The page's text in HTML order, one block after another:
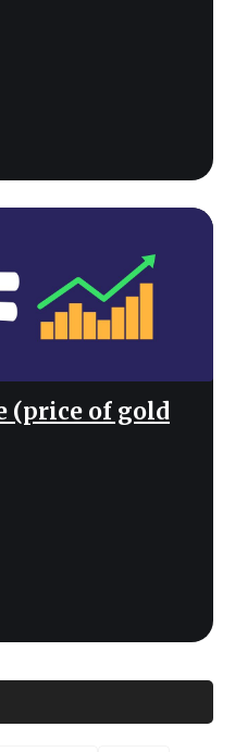
(price of gold